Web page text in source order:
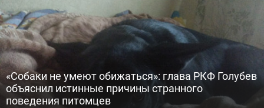
«Собаки не умеют обижаться»: глава РКФ Голубев
объяснил истинные причины странного
поведения питомцев